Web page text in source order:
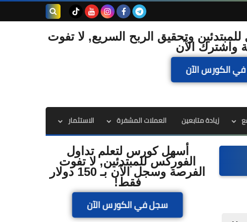
وتحقيق الربح السريع, لا تفوت
واشترك الآن
الكورس الآن
زيادة متابعين العملات المشفرة الاستثمار
أسهل كورس لتعلم تداول
الفوركس للمبتدئين, لا تفوت
الفرصة وسجل الآن بـ 150 دولار
فقط!
سجل في الكورس الآن